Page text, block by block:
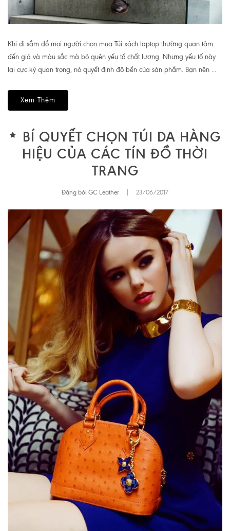
Khi đi sắm đồ mọi người chọn mua Túi xách laptop thường quan tâm
đến giá và màu sắc mà bỏ quên yếu tố chất lượng. Nhưng yếu tố này
lại cực kỳ quan trọng, nó quyết định độ bền của sản phẩm. Bạn nên ...
Xem Thêm
BÍ QUYẾT CHỌN TÚI DA HÀNG
HIỆU CỦA CÁC TÍN ĐỒ THỜI
TRANG
Đăng bởi GC Leather 23/06/2017